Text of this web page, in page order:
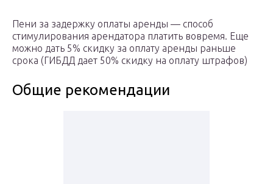
Пени за задержку оплаты аренды — способ
стимулирования арендатора платить вовремя. Еще
можно дать 5% скидку за оплату аренды раньше
срока (ГИБДД дает 50% скидку на оплату штрафов)
Общие рекомендации